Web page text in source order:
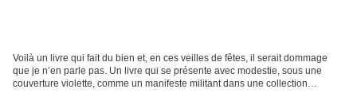
Voilà un livre qui fait du bien et, en ces veilles de fêtes, il serait dommage
que je n’en parle pas. Un livre qui se présente avec modestie, sous une
couverture violette, comme un manifeste militant dans une collection